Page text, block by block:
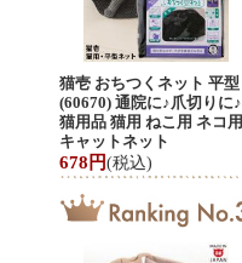
猫壱 おちつくネット 平型
(60670) 通院に♪爪切りに♪
猫用品 猫用 ねこ用 ネコ用
キャットネット
678円(税込)